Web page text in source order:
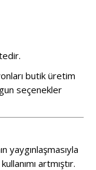
butik üretim
seçenekler
yaygınlaşmasıyla
artmıştır.